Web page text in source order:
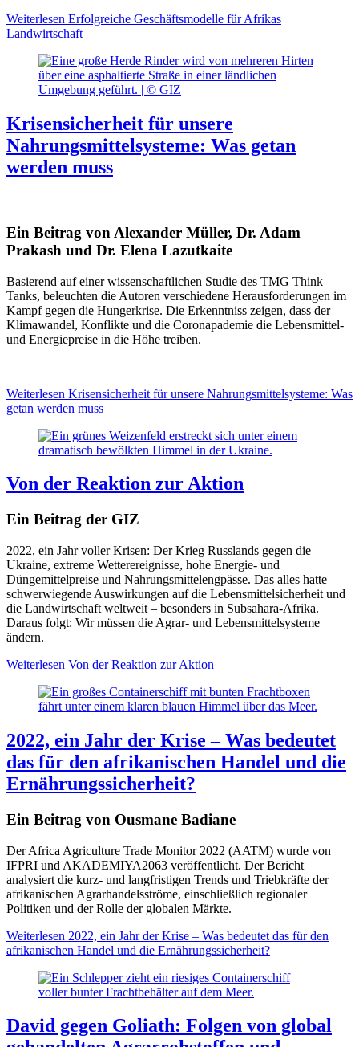
Weiterlesen Erfolgreiche Geschäftsmodelle für Afrikas
Landwirtschaft
Krisensicherheit für unsere
Nahrungsmittelsysteme: Was getan
werden muss
Ein Beitrag von Alexander Müller, Dr. Adam
Prakash und Dr. Elena Lazutkaite
Basierend auf einer wissenschaftlichen Studie des TMG Think
Tanks, beleuchten die Autoren verschiedene Herausforderungen im
Kampf gegen die Hungerkrise. Die Erkenntniss zeigen, dass der
Klimawandel, Konflikte und die Coronapademie die Lebensmittel-
und Energiepreise in die Höhe treiben.
Weiterlesen Krisensicherheit für unsere Nahrungsmittelsysteme: Was
getan werden muss
Von der Reaktion zur Aktion
Ein Beitrag der GIZ
2022, ein Jahr voller Krisen: Der Krieg Russlands gegen die
Ukraine, extreme Wetterereignisse, hohe Energie- und
Düngemittelpreise und Nahrungsmittelengpässe. Das alles hatte
schwerwiegende Auswirkungen auf die Lebensmittelsicherheit und
die Landwirtschaft weltweit – besonders in Subsahara-Afrika.
Daraus folgt: Wir müssen die Agrar- und Lebensmittelsysteme
ändern.
Weiterlesen Von der Reaktion zur Aktion
2022, ein Jahr der Krise – Was bedeutet
das für den afrikanischen Handel und die
Ernährungssicherheit?
Ein Beitrag von Ousmane Badiane
Der Africa Agriculture Trade Monitor 2022 (AATM) wurde von
IFPRI und AKADEMIYA2063 veröffentlicht. Der Bericht
analysiert die kurz- und langfristigen Trends und Triebkräfte der
afrikanischen Agrarhandelsströme, einschließlich regionaler
Politiken und der Rolle der globalen Märkte.
Weiterlesen 2022, ein Jahr der Krise – Was bedeutet das für den
afrikanischen Handel und die Ernährungssicherheit?
David gegen Goliath: Folgen von global